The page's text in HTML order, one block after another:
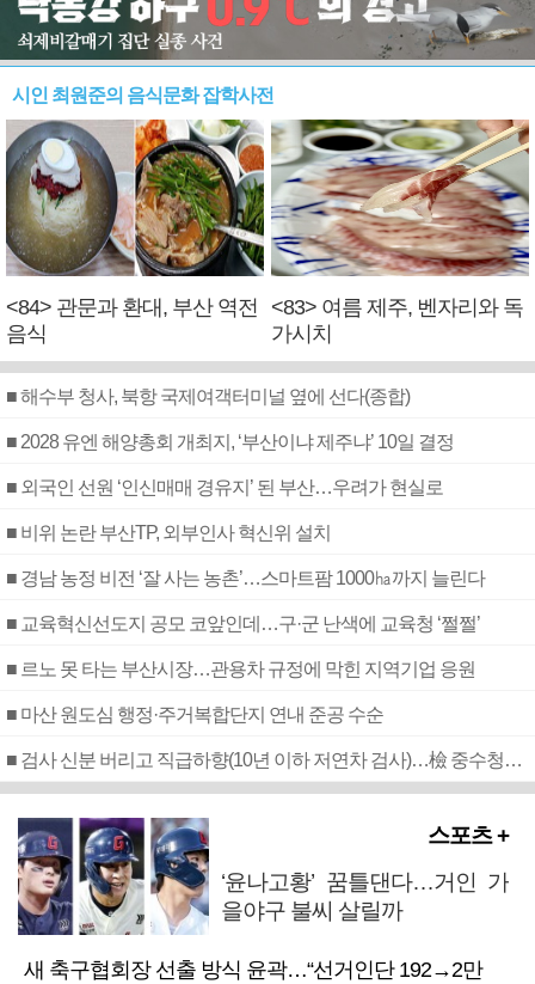
시인 최원준의 음식문화 잡학사전
<84> 관문과 환대, 부산 역전
음식
<83> 여름 제주, 벤자리와 독
가시치
■ 해수부 청사, 북항 국제여객터미널 옆에 선다(종합)
■ 2028 유엔 해양총회 개최지, ‘부산이냐 제주냐’ 10일 결정
■ 외국인 선원 ‘인신매매 경유지’ 된 부산…우려가 현실로
■ 비위 논란 부산TP, 외부인사 혁신위 설치
■ 경남 농정 비전 ‘잘 사는 농촌’…스마트팜 1000㏊까지 늘린다
■ 교육혁신선도지 공모 코앞인데…구·군 난색에 교육청 ‘쩔쩔’
■ 르노 못 타는 부산시장…관용차 규정에 막힌 지역기업 응원
■ 마산 원도심 행정·주거복합단지 연내 준공 수순
■ 검사 신분 버리고 직급하향(10년 이하 저연차 검사)…檢 중수청행 기피
스포츠 +
‘윤나고황’ 꿈틀댄다…거인 가
을야구 불씨 살릴까
새 축구협회장 선출 방식 윤곽…“선거인단 192→2만